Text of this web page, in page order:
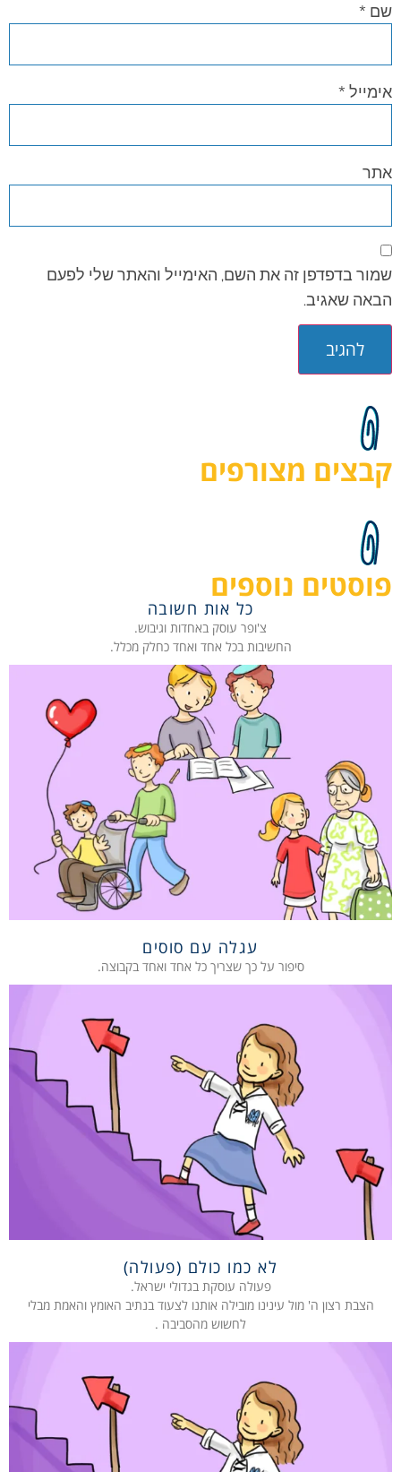
שם *
אימייל *
אתר
שמור בדפדפן זה את השם, האימייל והאתר שלי לפעם
הבאה שאגיב.
קבצים מצורפים
פוסטים נוספים
כל אות חשובה
צ'ופר עוסק באחדות וגיבוש.
החשיבות בכל אחד ואחד כחלק מכלל.
עגלה עם סוסים
סיפור על כך שצריך כל אחד ואחד בקבוצה.
לא כמו כולם (פעולה)
פעולה עוסקת בגדולי ישראל.
הצבת רצון ה' מול עינינו מובילה אותנו לצעוד בנתיב האומץ והאמת מבלי
לחשוש מהסביבה .